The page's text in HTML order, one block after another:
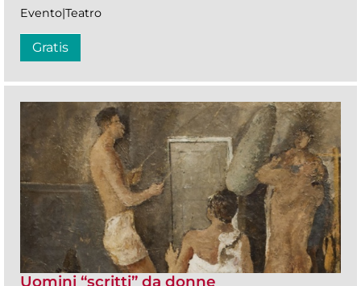
Evento|Teatro
Gratis
Uomini “scritti” da donne